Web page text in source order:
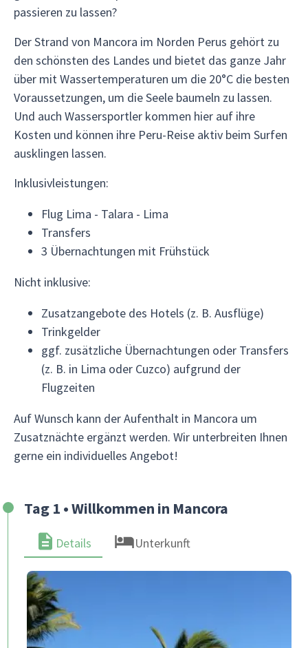
passieren zu lassen?
Der Strand von Mancora im Norden Perus gehört zu
den schönsten des Landes und bietet das ganze Jahr
über mit Wassertemperaturen um die 20°C die besten
Voraussetzungen, um die Seele baumeln zu lassen.
Und auch Wassersportler kommen hier auf ihre
Kosten und können ihre Peru-Reise aktiv beim Surfen
ausklingen lassen.
Inklusivleistungen:
Flug Lima - Talara - Lima
Transfers
3 Übernachtungen mit Frühstück
Nicht inklusive:
Zusatzangebote des Hotels (z. B. Ausflüge)
Trinkgelder
ggf. zusätzliche Übernachtungen oder Transfers
(z. B. in Lima oder Cuzco) aufgrund der
Flugzeiten
Auf Wunsch kann der Aufenthalt in Mancora um
Zusatznächte ergänzt werden. Wir unterbreiten Ihnen
gerne ein individuelles Angebot!
Tag 1 • Willkommen in Mancora
Details Unterkunft